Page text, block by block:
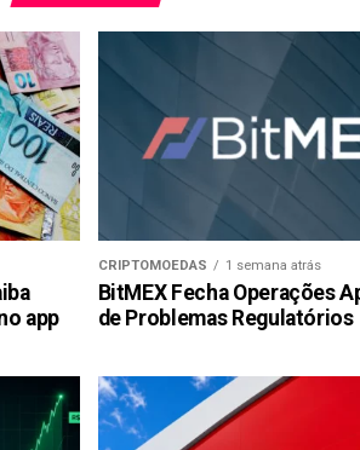
app
CRIPTOMOEDAS 1 semana atrás
BitMEX Fecha Operações
de Problemas Regulatórios